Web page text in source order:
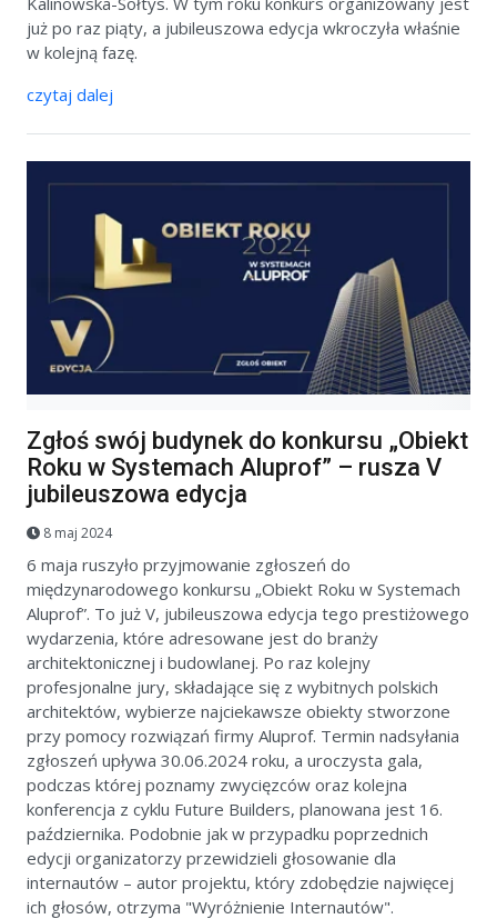
już po raz piąty, a jubileuszowa edycja wkroczyła właśnie
w kolejną fazę.
czytaj dalej
Zgłoś swój budynek do konkursu „Obiekt
Roku w Systemach Aluprof” – rusza V
jubileuszowa edycja
8 maj 2024
6 maja ruszyło przyjmowanie zgłoszeń do
międzynarodowego konkursu „Obiekt Roku w Systemach
Aluprof”. To już V, jubileuszowa edycja tego prestiżowego
wydarzenia, które adresowane jest do branży
architektonicznej i budowlanej. Po raz kolejny
profesjonalne jury, składające się z wybitnych polskich
architektów, wybierze najciekawsze obiekty stworzone
przy pomocy rozwiązań firmy Aluprof. Termin nadsyłania
zgłoszeń upływa 30.06.2024 roku, a uroczysta gala,
podczas której poznamy zwycięzców oraz kolejna
konferencja z cyklu Future Builders, planowana jest 16.
października. Podobnie jak w przypadku poprzednich
edycji organizatorzy przewidzieli głosowanie dla
internautów – autor projektu, który zdobędzie najwięcej
ich głosów, otrzyma "Wyróżnienie Internautów".